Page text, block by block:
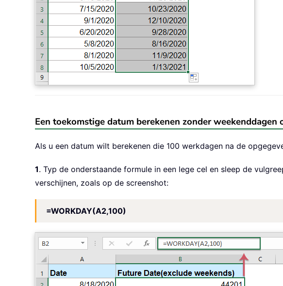
Een toekomstige datum berekenen zonder
Als u een datum wilt berekenen die 100 werkdagen na de
1. Typ de onderstaande formule in een lege cel en sleep de
verschijnen, zoals op de screenshot:
=WORKDAY(A2,100)